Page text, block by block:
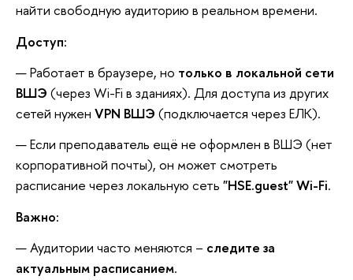
найти свободную аудиторию в реальном времени.
Доступ:
Работает в браузере, но только в локальной сети
ВШЭ (через Wi-Fi в зданиях). Для доступа из других
сетей нужен VPN ВШЭ (подключается через ЕЛК).
Если преподаватель ещё не оформлен в ВШЭ (нет
корпоративной почты), он может смотреть
расписание через локальную сеть "HSE.guest" Wi-Fi.
Важно:
Аудитории часто меняются – следите за
актуальным расписанием.